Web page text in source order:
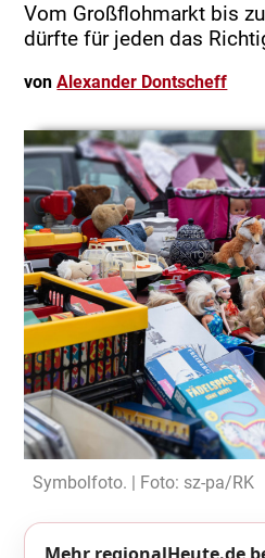
Vom Großflohmarkt bis
dürfte für jeden das
vonAlexander Dontscheff
Symbolfoto. | Foto: sz-pa/RK